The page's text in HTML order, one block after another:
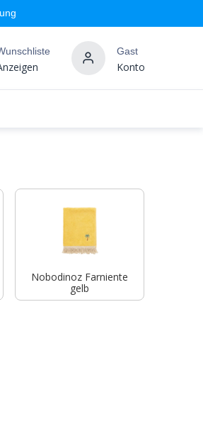
Gast
Konto
Nobodinoz Farniente
gelb